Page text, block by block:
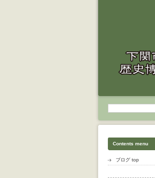
Contents menu
ブログ top